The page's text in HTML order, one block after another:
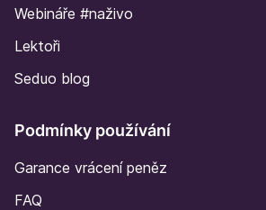
Webináře #naživo
Lektoři
Seduo blog
Podmínky používání
Garance vrácení peněz
FAQ